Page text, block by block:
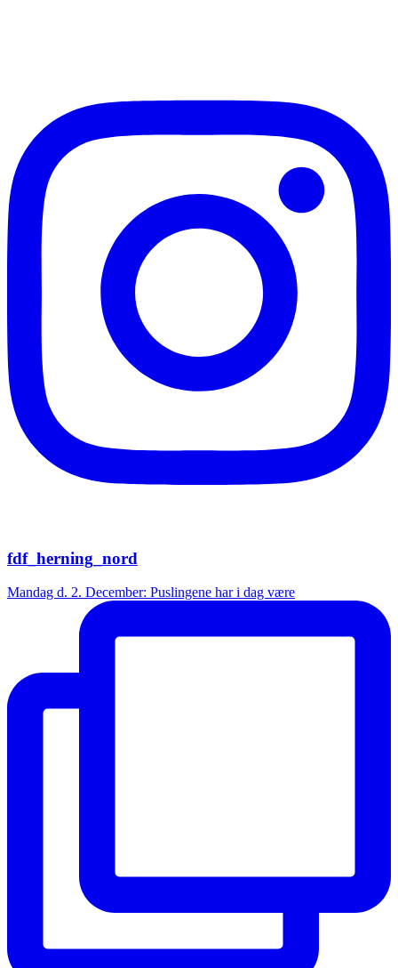
fdf_herning_nord
Mandag d. 2. December: Puslingene har i dag være